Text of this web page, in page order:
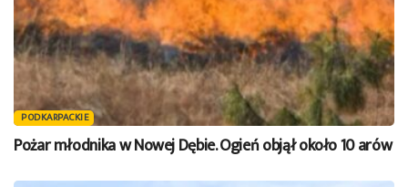
PODKARPACKIE
Pożar młodnika w Nowej Dębie. Ogień objął około 10 arów